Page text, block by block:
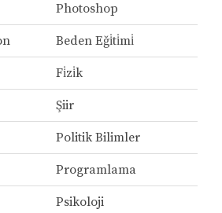
Photoshop
Beden Eği̇ti̇mi̇
Fi̇zi̇k
Şiir
Politik Bilimler
Programlama
Psikoloji